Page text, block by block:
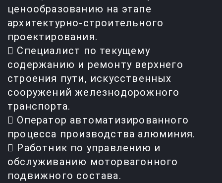
ценообразованию на этапе
архитектурно-строительного
проектирования.
 Специалист по текущему
содержанию и ремонту верхнего
строения пути, искусственных
сооружений железнодорожного
транспорта.
 Оператор автоматизированного
процесса производства алюминия.
 Работник по управлению и
обслуживанию моторвагонного
подвижного состава.